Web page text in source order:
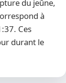
du jeûne,
à
Ces
durant le